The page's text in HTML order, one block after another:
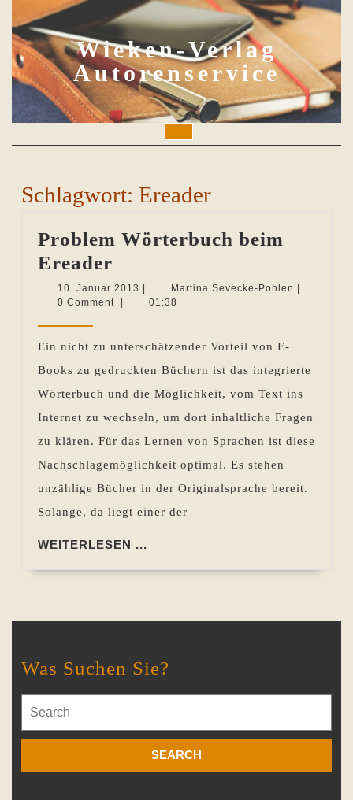
to
content
Wieken-Verlag
Autorenservice
Button
Schlagwort: Ereader
Problem Wörterbuch beim
Ereader
Wörterbuch
beim
10. Januar 2013 10.
Januar
Martina Sevecke-Pohlen Martina
0 Comment
01:38
Ein nicht zu unterschätzender Vorteil von E-
Books zu gedruckten Büchern ist das integrierte
Wörterbuch und die Möglichkeit, vom Text ins
Internet zu wechseln, um dort inhaltliche Fragen
zu klären. Für das Lernen von Sprachen ist diese
Nachschlagemöglichkeit optimal. Es stehen
unzählige Bücher in der Originalsprache bereit.
Solange, da liegt einer der
WEITERLESEN ...
Was Suchen Sie?
for: